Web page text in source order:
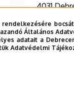
Általános
adatait a
Adatvédelmi
4031
Épület, emelet,
földszint